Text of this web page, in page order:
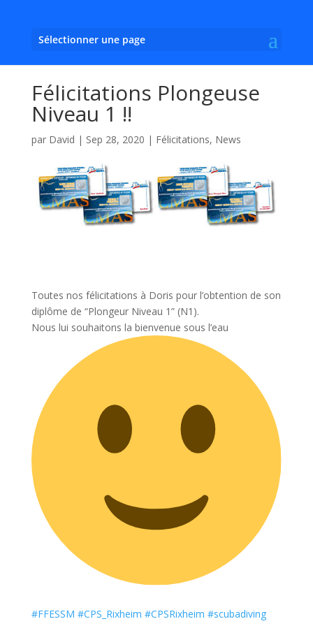
Sélectionner une page
Félicitations Plongeuse
Niveau 1 !!
par David | Sep 28, 2020 | Félicitations, News
Toutes nos félicitations à Doris pour l’obtention de son
diplôme de “Plongeur Niveau 1” (N1).
Nous lui souhaitons la bienvenue sous l’eau
#FFESSM #CPS_Rixheim #CPSRixheim #scubadiving